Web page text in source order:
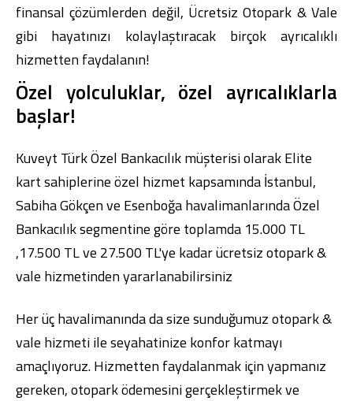
Dijital Bankacılık Hakkımızda Finans Portalı
Şube ve ATM’ler
İletişim
Ürün ve Hizmet Ücretleri
Englishالعربية
Dijital Bankacılık Hakkımızda Finans Portalı
Englishالعربية
Tarım Finansmanı
Leasing
Yatırım
finansal çözümlerden değil, Ücretsiz Otopark & Vale
gibi hayatınızı kolaylaştıracak birçok ayrıcalıklı
hizmetten faydalanın!
Özel yolculuklar, özel ayrıcalıklarla
başlar!
Kuveyt Türk Özel Bankacılık müşterisi olarak Elite
kart sahiplerine özel hizmet kapsamında İstanbul,
Sabiha Gökçen ve Esenboğa havalimanlarında Özel
Bankacılık segmentine göre toplamda 15.000 TL
,17.500 TL ve 27.500 TL'ye kadar ücretsiz otopark &
vale hizmetinden yararlanabilirsiniz
Her üç havalimanında da size sunduğumuz otopark &
vale hizmeti ile seyahatinize konfor katmayı
amaçlıyoruz. Hizmetten faydalanmak için yapmanız
gereken, otopark ödemesini gerçekleştirmek ve